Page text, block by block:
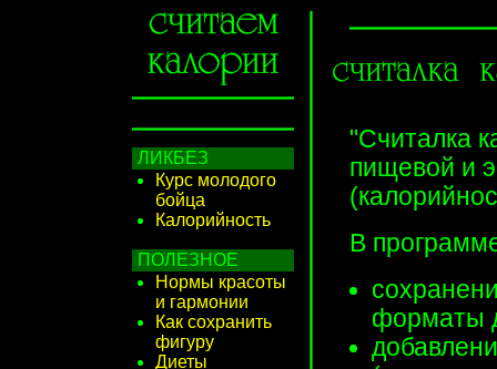
ЛИКБЕЗ
Курс молодого
бойца
Калорийность
ПОЛЕЗНОЕ
Нормы красоты
и гармонии
Как сохранить
фигуру
Диеты
"Считалка
пищевой и
В
форматы